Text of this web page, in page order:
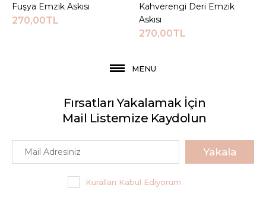
Sepete Ekle
Fuşya Emzik Askısı
270,00TL
Sepete Ekle
Kahverengi Deri Emzik
Askısı
270,00TL
MENU
Fırsatları Yakalamak İçin
Mail Listemize Kaydolun
Yakala
Kuralları Kabul Ediyorum